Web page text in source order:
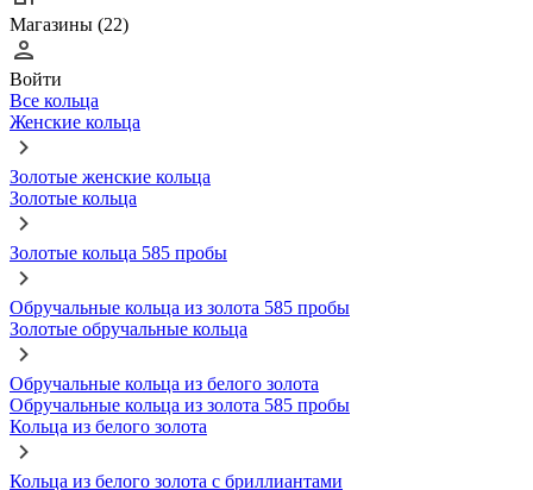
Магазины (22)
Войти
Все кольца
Женские кольца
Золотые женские кольца
Золотые кольца
Золотые кольца 585 пробы
Обручальные кольца из золота 585 пробы
Золотые обручальные кольца
Обручальные кольца из белого золота
Обручальные кольца из золота 585 пробы
Кольца из белого золота
Кольца из белого золота с бриллиантами